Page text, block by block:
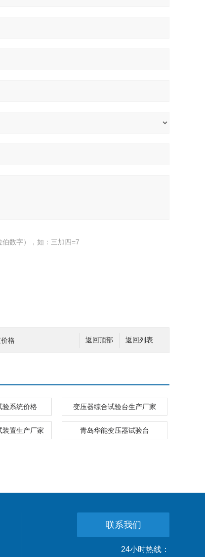
数字），如：三加四=7
返回列表
返回顶部
格
验系统价格 变压器综合试验台生产厂家
装置生产厂家 青岛华能变压器试验台
联系我们
24小时热线：